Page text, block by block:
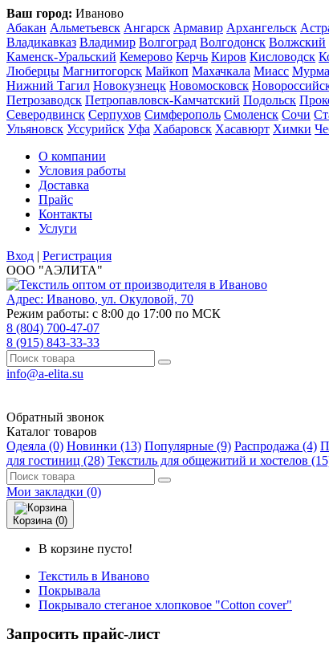
Ваш город: Иваново
Абакан Альметьевск Ангарск Армавир Архангельск
Владикавказ Владимир Волгоград Волгодонск Волжский
Каменск-Уральский Кемерово Керчь Киров Кисловодск
Люберцы Магнитогорск Майкоп Махачкала Миасс
Нижний Тагил Новокузнецк Новомосковск
Петрозаводск Петропавловск-Камчатский Подольск
Северодвинск Серпухов Симферополь Смоленск Сочи
Ульяновск Уссурийск Уфа Хабаровск Хасавюрт Химки
О компании
Условия работы
Доставка
Прайс
Контакты
Услуги
Вход | Регистрация
ООО "АЭЛИТА"
Адрес: Иваново, ул. Окуловой, 70
Режим работы: с 8:00 до 17:00 по МСК
8 (804) 700-47-07
8 (915) 843-33-33
info@a-elita.su
Обратный звонок
Каталог товаров
Одеяла (0) Новинки (13) Популярные (9) Распродажа (4)
для гостиниц (28) Текстиль для общежитий и хостелов
Мои закладки (0)
Корзина (0)
В корзине пусто!
Текстиль в Иваново
Покрывала
Покрывало стеганое хлопковое "Cotton cover"
Запросить прайс-лист